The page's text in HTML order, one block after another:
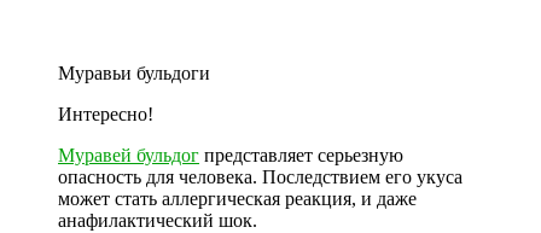
Муравьи бульдоги
Интересно!
Муравей бульдог представляет серьезную
опасность для человека. Последствием его укуса
может стать аллергическая реакция, и даже
анафилактический шок.